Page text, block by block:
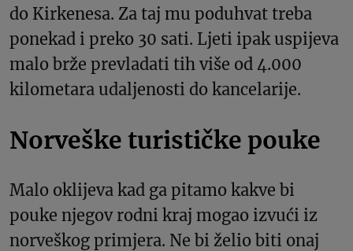
do Kirkenesa. Za taj mu poduhvat treba
ponekad i preko 30 sati. Ljeti ipak uspijeva
malo brže prevladati tih više od 4.000
kilometara udaljenosti do kancelarije.
Norveške turističke pouke
Malo oklijeva kad ga pitamo kakve bi
pouke njegov rodni kraj mogao izvući iz
norveškog primjera. Ne bi želio biti onaj